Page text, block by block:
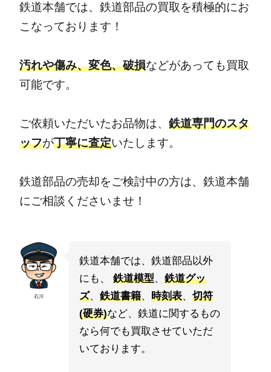
鉄道本舗では、鉄道部品の買取を積極的にお
こなっております！
汚れや傷み、変色、破損などがあっても買取
可能です。
ご依頼いただいたお品物は、 鉄道専門のスタ
ッフが丁寧に査定いたします。
鉄道部品の売却をご検討中の方は、鉄道本舗
にご相談くださいませ！
石川
鉄道本舗では、鉄道部品以外
にも、 鉄道模型、 鉄道グッ
ズ、 鉄道書籍、 時刻表、 切符
(硬券)など、鉄道に関するもの
なら何でも買取させていただ
いております。